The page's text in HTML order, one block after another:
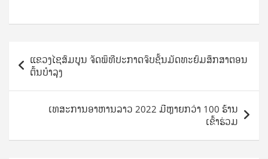
navigation
ແຂວງໄຊສົມບູນ ຈັດພິທີປະກາດຈົບຊັ້ນມັດທະຍົມສຶກສາຕອນ
ຕົ້ນບຳລຸງ
ເທສະການອາຫານລາວ 2022 ມີຫຼາຍກວ່າ 100 ຮ້ານ
ເຂົ້າຮ່ວມ